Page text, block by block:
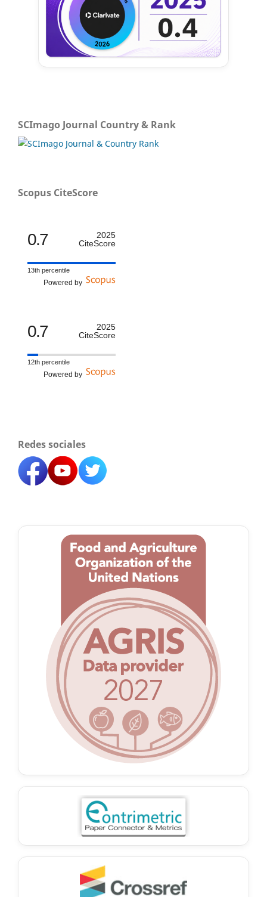
SCImago Journal Country & Rank
Scopus CiteScore
0.7
2025
CiteScore
13th percentile
Powered by
0.7
2025
CiteScore
12th percentile
Powered by
Redes sociales